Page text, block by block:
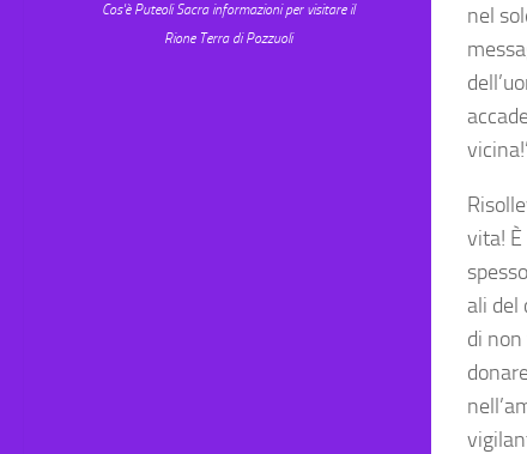
nel
vita! È
ali del
di
Cos'è Puteoli Sacra informazioni per visitare il
Rione Terra di Pozzuoli